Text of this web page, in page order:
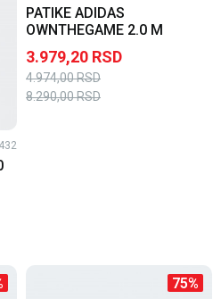
PATIKE ADIDAS
OWNTHEGAME 2.0 M
3.979,20 RSD
4.974,00RSD
8.290,00RSD
75%